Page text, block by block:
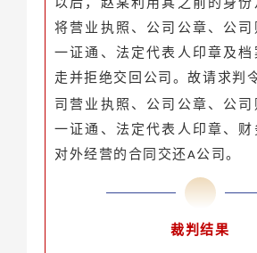
将营业执照、公司公章、 公司
一证通、法定代表人印章及
走并拒绝交回公司。故请求判
司营业执照、公司公章、公司
一证通、法定代表人印章、财
对外经营的合同交还 A公司。
裁判 结果